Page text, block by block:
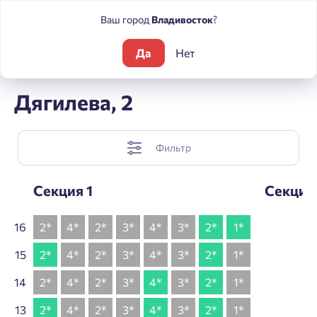
МЫ
Дягилева, 2
Фильтр
16
15
14
13
Секция 1
2* 4* 2* 3* 4* 3* 2* 1*
2* 4* 2* 3* 4* 3* 2* 1*
2* 4* 2* 3* 4* 3* 2* 1*
2* 4* 2* 3* 4* 3* 2* 1*
Секция
Ваш город Владивосток?
Да Нет